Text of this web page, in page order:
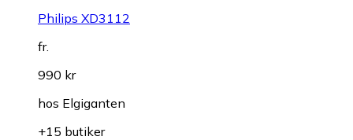
Philips XD3112
fr.
990 kr
hos Elgiganten
+15 butiker